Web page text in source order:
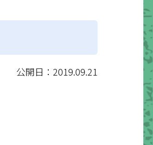
公開日：2019.09.21